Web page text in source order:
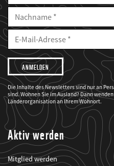
Nachname
E-
Mailadresse
E-
Adresse
Ich
möchte,
dass
der
WWF
mich
über
seine
Projekte
informiert.
Die Inhalte des Newsletters sind nur an
sind. Wohnen Sie im Ausland? Dann
Länderorganisation an Ihrem Wohnort.
Aktiv werden
Mitglied werden